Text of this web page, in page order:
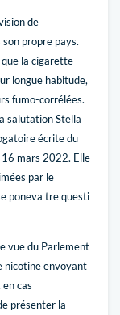
de
propre pays.
la cigarette
longue habitude,
fumo-corrélées.
salutation Stella
écrite du
mars 2022. Elle
par le
poneva tre questi
vue du Parlement
nicotine envoyant
cas
présenter la